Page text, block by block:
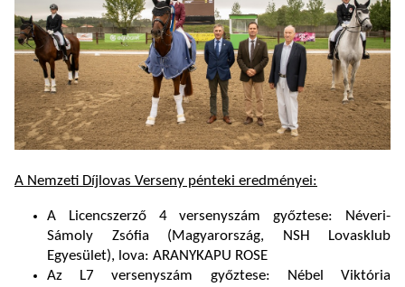
A Nemzeti Díjlovas Verseny pénteki eredményei:
A Licencszerző 4 versenyszám győztese: Néveri-
Sámoly Zsófia (Magyarország, NSH Lovasklub
Egyesület), lova: ARANYKAPU ROSE
Az L7 versenyszám győztese: Nébel Viktória